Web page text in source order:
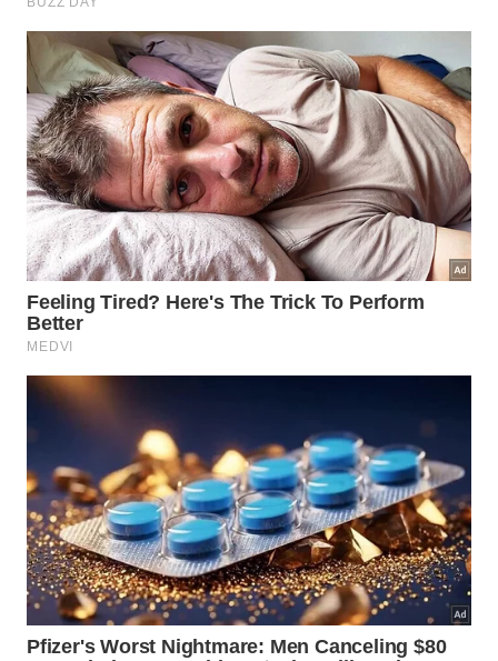
dias, a rede possui dois modelos de negócio:
quiosque em shopping, conhecido como franqueado
Rubi, e o de venda direta, chamado de franqueado
Ouro.
Os interessados em levar a marca para Angra dos
Reis devem investir a partir de R$87,9 mil, com
prazo de retorno de 14 meses, no Rubi e a partir de
R$15 mil, com prazo de retorno de três meses, para
o modelo de venda direta.
Cabo Frio